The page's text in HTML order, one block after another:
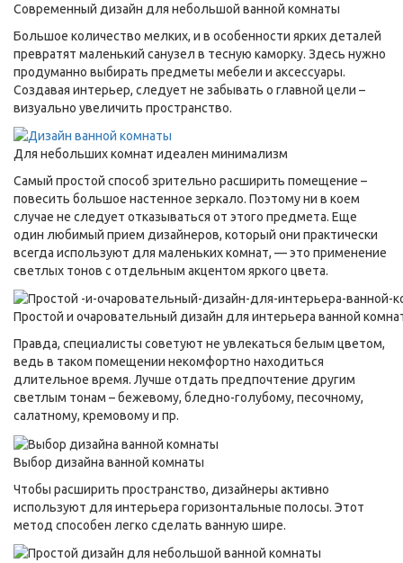
Современный дизайн для небольшой ванной комнаты
Большое количество мелких, и в особенности ярких деталей
превратят маленький санузел в тесную каморку. Здесь нужно
продуманно выбирать предметы мебели и аксессуары.
Создавая интерьер, следует не забывать о главной цели –
визуально увеличить пространство.
Для небольших комнат идеален минимализм
Самый простой способ зрительно расширить помещение –
повесить большое настенное зеркало. Поэтому ни в коем
случае не следует отказываться от этого предмета. Еще
один любимый прием дизайнеров, который они практически
всегда используют для маленьких комнат, — это применение
светлых тонов с отдельным акцентом яркого цвета.
Простой и очаровательный дизайн для интерьера ванной
Правда, специалисты советуют не увлекаться белым цветом,
ведь в таком помещении некомфортно находиться
длительное время. Лучше отдать предпочтение другим
светлым тонам – бежевому, бледно-голубому, песочному,
салатному, кремовому и пр.
Выбор дизайна ванной комнаты
Чтобы расширить пространство, дизайнеры активно
используют для интерьера горизонтальные полосы. Этот
метод способен легко сделать ванную шире.